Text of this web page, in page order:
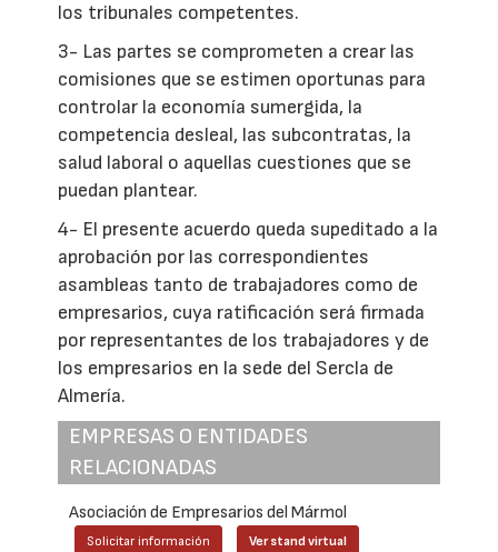
los tribunales competentes.
3- Las partes se comprometen a crear las
comisiones que se estimen oportunas para
controlar la economía sumergida, la
competencia desleal, las subcontratas, la
salud laboral o aquellas cuestiones que se
puedan plantear.
4- El presente acuerdo queda supeditado a la
aprobación por las correspondientes
asambleas tanto de trabajadores como de
empresarios, cuya ratificación será firmada
por representantes de los trabajadores y de
los empresarios en la sede del Sercla de
Almería.
EMPRESAS O ENTIDADES
RELACIONADAS
Asociación de Empresarios del Mármol
Solicitar información Ver stand virtual